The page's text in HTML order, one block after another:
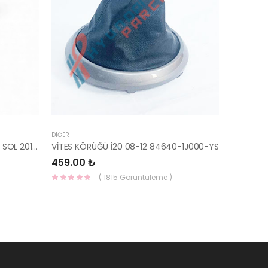
İ20 ARKA ÇAMURLUK DIŞ BAKALİTİ SOL 2015- ( PARLAK SİYAH ) 87360-C8000-YS
DIĞER
VİTES KÖRÜĞÜ İ20 08-12 84640-1J000-YS
459.00 ₺
( 1815 Görüntüleme )